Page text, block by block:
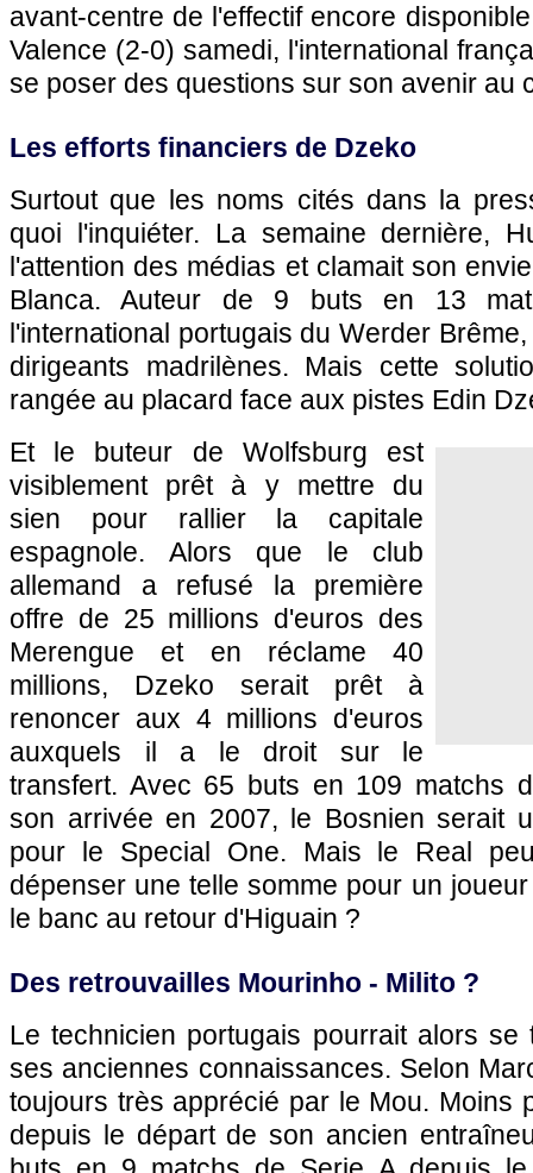
avant-centre de l'effectif encore
Valence (2-0) samedi, l'international
se poser des questions sur son avenir au
Les efforts financiers de Dzeko
Surtout que les noms cités dans la
quoi l'inquiéter. La semaine dernière,
l'attention des médias et clamait son
Blanca. Auteur de 9 buts en 13
l'international portugais du Werder
dirigeants madrilènes. Mais cette
rangée au placard face aux pistes Edin
Et le buteur de Wolfsburg est
visiblement prêt à y mettre du
sien pour rallier la capitale
espagnole. Alors que le club
allemand a refusé la première
offre de 25 millions d'euros des
Merengue et en réclame 40
millions, Dzeko serait prêt à
renoncer aux 4 millions d'euros
auxquels il a le droit sur le
transfert. Avec 65 buts en 109 matchs
son arrivée en 2007, le Bosnien serait
pour le Special One. Mais le Real
dépenser une telle somme pour un
le banc au retour d'Higuain ?
Des retrouvailles Mourinho - Milito ?
Le technicien portugais pourrait alors
ses anciennes connaissances. Selon
toujours très apprécié par le Mou. Moins
depuis le départ de son ancien